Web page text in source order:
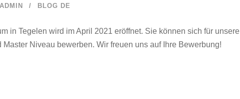
ADMIN BLOG DE
in Tegelen wird im April 2021 eröffnet. Sie können sich für unsere
Niveau bewerben. Wir freuen uns auf Ihre Bewerbung!